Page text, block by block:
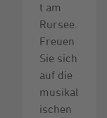
t am
Rursee.
Freuen
Sie sich
auf die
musikal
ischen